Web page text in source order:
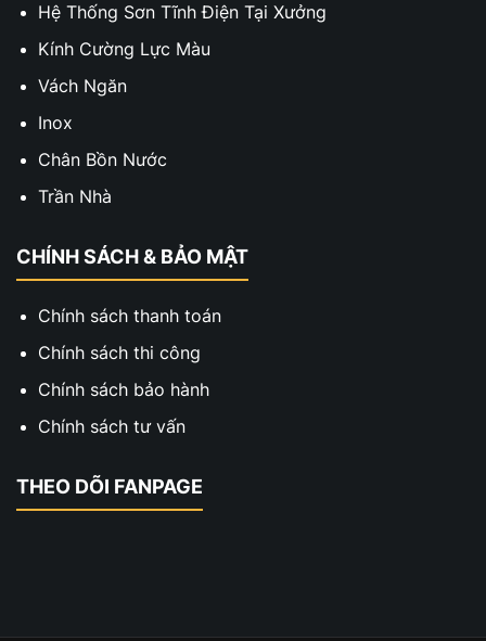
Hệ Thống Sơn Tĩnh Điện Tại Xưởng
Kính Cường Lực Màu
Vách Ngăn
Inox
Chân Bồn Nước
Trần Nhà
CHÍNH SÁCH & BẢO MẬT
Chính sách thanh toán
Chính sách thi công
Chính sách bảo hành
Chính sách tư vấn
THEO DÕI FANPAGE